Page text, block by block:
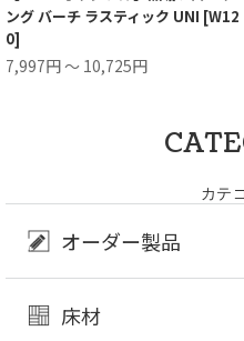
ング バーチ ラスティック UNI [W12
0]
7,997円 ～ 10,725円
カテ
オーダー製品
床材